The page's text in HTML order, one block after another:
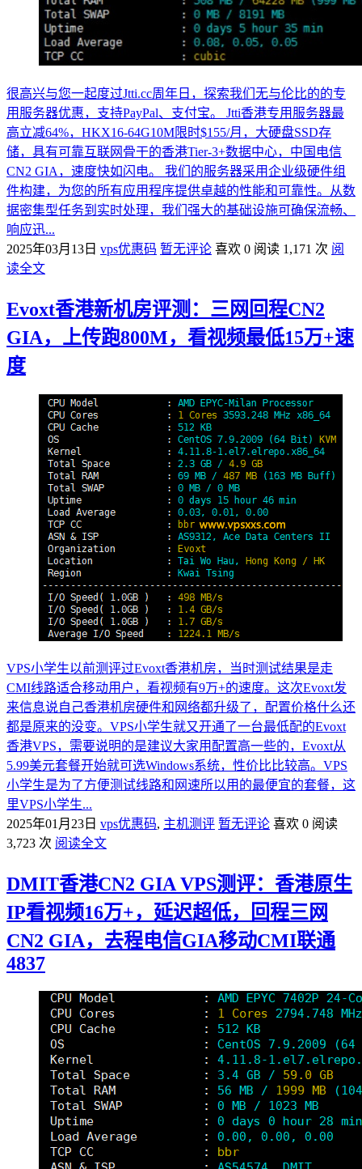
很高兴与您一起度过Jtti.cc周年日，探索我们无与伦比的的专
用服务器优惠，支持PayPal、支付宝。 Jtti香港专用服务器最
高立减64%，HKX16-64G10M限时$155/月，大硬盘SSD存
储，具有可靠互联网骨干的香港Tier-3+数据中心，中国电信
CN2 GIA，速度快如闪电。 我们的服务器采用企业级硬件组
件构建，为您的所有应用程序提供卓越的性能和可靠性。从数
据密集型任务到实时处理，我们强大的基础设施可确保流畅、
响应迅...
2025年03月13日 vps优惠码 暂无评论 喜欢 0 阅读 1,171 次 阅
读全文
Evoxt香港新机房评测：三网回程CN2
GIA，上传跑800M，看视频最低15万+速
度
VPS小学生以前测评过Evoxt香港机房，当时测试结果是走
CMI线路适合移动用户，看视频有9万+的速度。这次Evoxt发
来信息说自己香港机房硬件和网络都升级了，配置价格什么还
都是原来的没变。VPS小学生就又开通了一台最低配的Evoxt
香港VPS，需要说明的是建议大家用配置高一些的，Evoxt从
5.99美元套餐开始就可选Windows系统，性价比比较高。VPS
小学生是为了方便测试线路和网速所以用的最便宜的套餐，这
里VPS小学生...
2025年01月23日 vps优惠码, 主机测评 暂无评论 喜欢 0 阅读
3,723 次 阅读全文
DMIT香港CN2 GIA VPS测评：香港原生
IP看视频16万+，延迟超低，回程三网
CN2 GIA，去程电信GIA移动CMI联通
4837